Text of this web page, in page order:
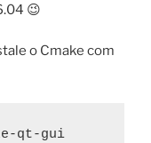
😉
o Cmake com
qt-gui